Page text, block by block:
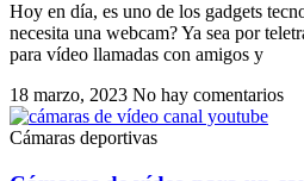
Hoy en día, es uno de los gadgets
necesita una webcam? Ya sea por
para vídeo llamadas con amigos y
18 marzo, 2023 No hay comentarios
Cámaras deportivas